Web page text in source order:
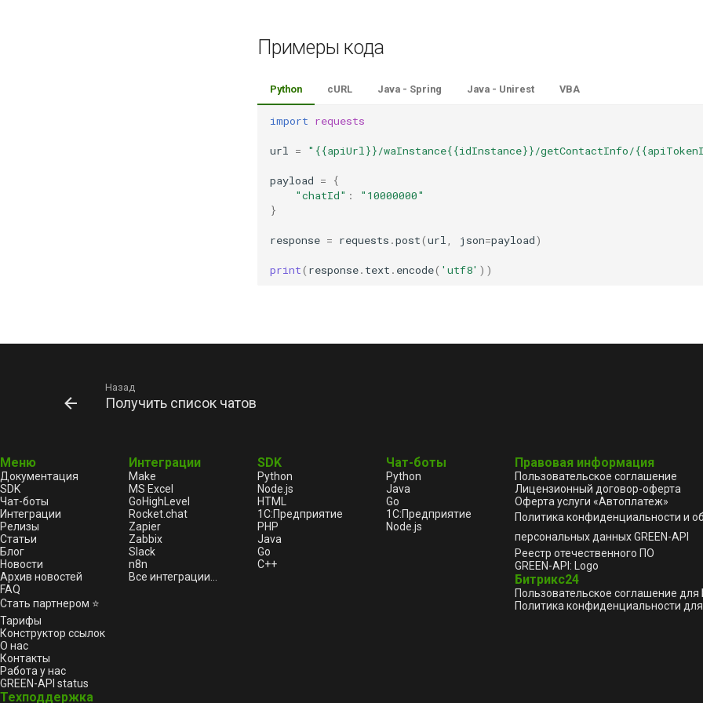
Примеры кода
Python cURL Java - Spring Java - Unirest VBA
import requests
url = "{{apiUrl}}/waInstance{{idInstance}}/getContactInfo/
payload =
{
"chatId" :
"10000000"
}
response = requests .post(url json=payload)
print( response. text . encode( 'utf8' ))
Назад
Получить список чатов
Меню
Документация
SDK
Чат-боты
Интеграции
Релизы
Статьи
Блог
Новости
Архив новостей
FAQ
Стать партнером ⭐
Тарифы
Конструктор ссылок
О нас
Контакты
Работа у нас
GREEN-API status
Интеграции
Make
MS Excel
GoHighLevel
Rocket.chat
Zapier
Zabbix
Slack
n8n
Все интеграции...
SDK
Python
Node.js
HTML
1С:Предприятие
PHP
Java
Go
C++
Чат-боты
Python
Java
Go
1С:Предприятие
Node.js
Правовая информация
Пользовательское соглашение
Лицензионный договор-оферта
Оферта услуги «Автоплатеж»
Политика конфиденциальности и
персональных данных GREEN-API
Реестр отечественного ПО
GREEN-API: Logo
Битрикс24
Пользовательское соглашение для
Политика конфиденциальности
Техподдержка